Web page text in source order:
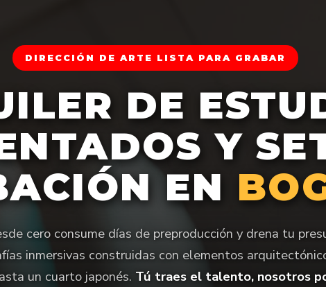
DIRECCIÓN DE ARTE LISTA PARA GRABAR
DE
Y
EN
cero consume días de preproducción y drena tu
inmersivas construidas con elementos
un cuarto japonés. Tú traes el talento, nosotros